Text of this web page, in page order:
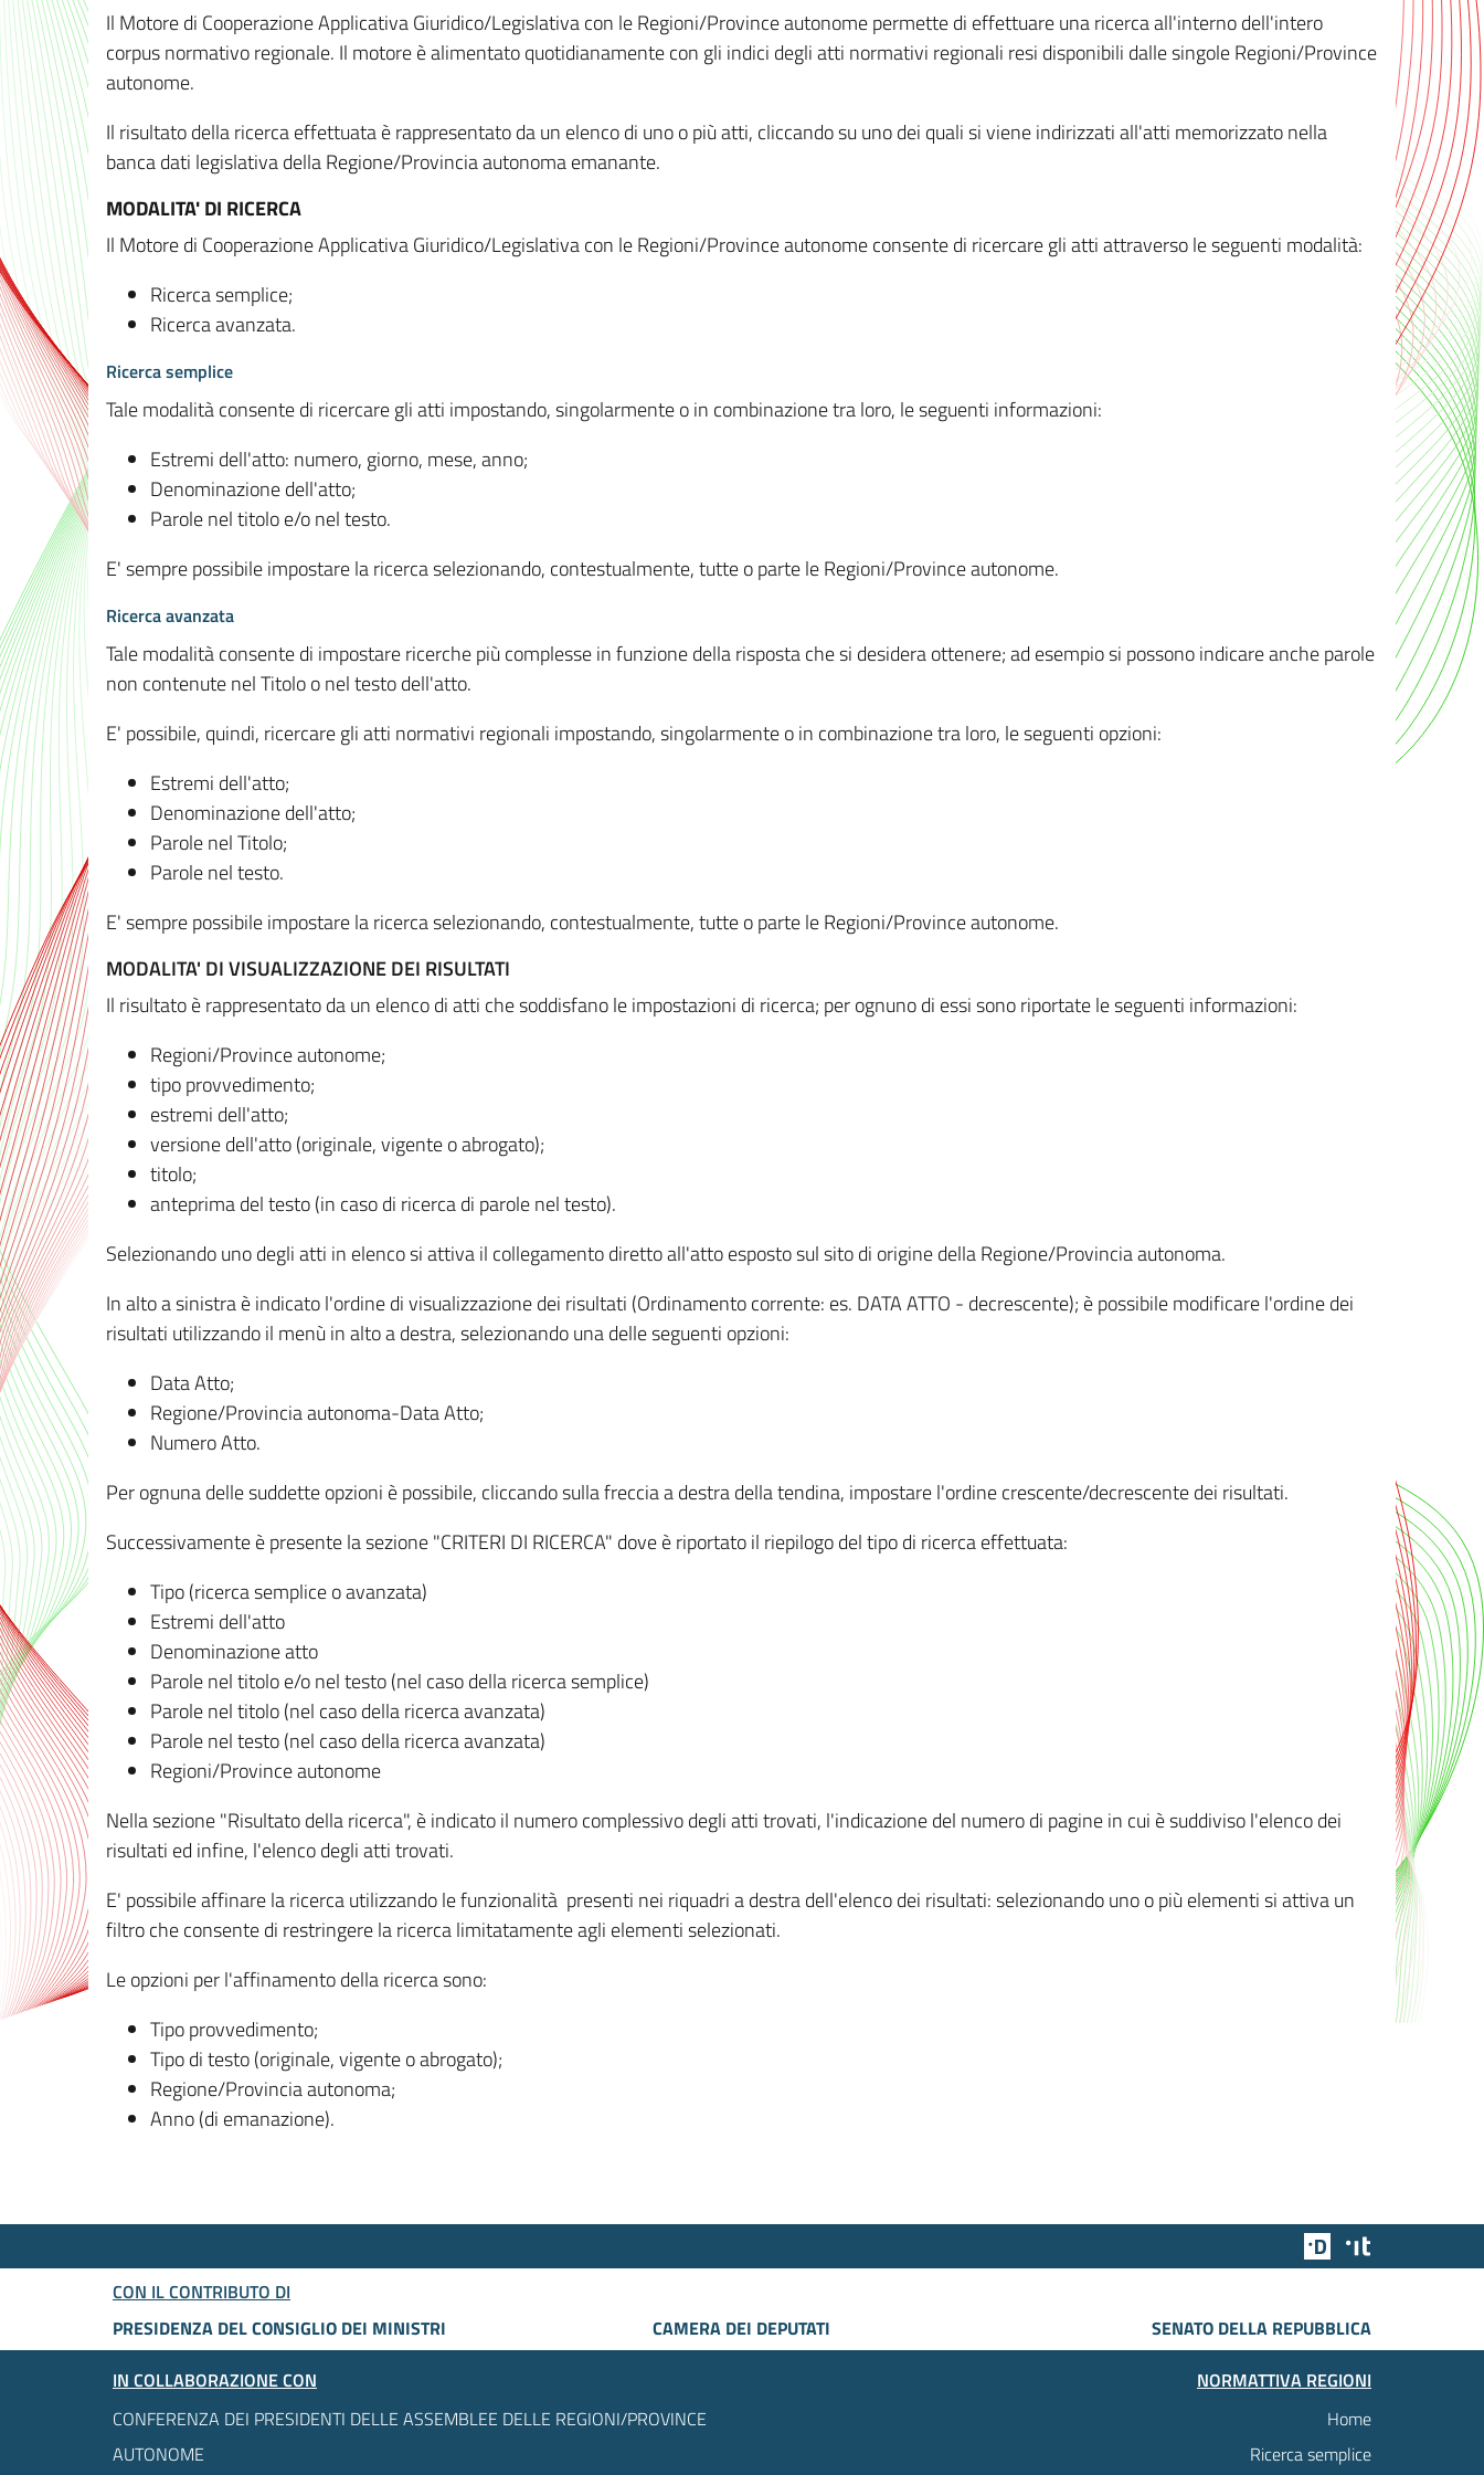
Il Motore di Cooperazione Applicativa Giuridico/Legislativa con le Regioni/Province autonome permette di effettuare una ricerca all'interno dell'intero
corpus normativo regionale. Il motore è alimentato quotidianamente con gli indici degli atti normativi regionali resi disponibili dalle singole Regioni/Province
autonome.
Il risultato della ricerca effettuata è rappresentato da un elenco di uno o più atti, cliccando su uno dei quali si viene indirizzati all'atti memorizzato nella
banca dati legislativa della Regione/Provincia autonoma emanante.
MODALITA' DI RICERCA
Il Motore di Cooperazione Applicativa Giuridico/Legislativa con le Regioni/Province autonome consente di ricercare gli atti attraverso le seguenti modalità:
Ricerca semplice;
Ricerca avanzata.
Ricerca semplice
Tale modalità consente di ricercare gli atti impostando, singolarmente o in combinazione tra loro, le seguenti informazioni:
Estremi dell'atto: numero, giorno, mese, anno;
Denominazione dell'atto;
Parole nel titolo e/o nel testo.
E' sempre possibile impostare la ricerca selezionando, contestualmente, tutte o parte le Regioni/Province autonome.
Ricerca avanzata
Tale modalità consente di impostare ricerche più complesse in funzione della risposta che si desidera ottenere; ad esempio si possono indicare anche parole
non contenute nel Titolo o nel testo dell'atto.
E' possibile, quindi, ricercare gli atti normativi regionali impostando, singolarmente o in combinazione tra loro, le seguenti opzioni:
Estremi dell'atto;
Denominazione dell'atto;
Parole nel Titolo;
Parole nel testo.
E' sempre possibile impostare la ricerca selezionando, contestualmente, tutte o parte le Regioni/Province autonome.
MODALITA' DI VISUALIZZAZIONE DEI RISULTATI
Il risultato è rappresentato da un elenco di atti che soddisfano le impostazioni di ricerca; per ognuno di essi sono riportate le seguenti informazioni:
Regioni/Province autonome;
tipo provvedimento;
estremi dell'atto;
versione dell'atto (originale, vigente o abrogato);
titolo;
anteprima del testo (in caso di ricerca di parole nel testo).
Selezionando uno degli atti in elenco si attiva il collegamento diretto all'atto esposto sul sito di origine della Regione/Provincia autonoma.
In alto a sinistra è indicato l'ordine di visualizzazione dei risultati (Ordinamento corrente: es. DATA ATTO - decrescente); è possibile modificare l'ordine dei
risultati utilizzando il menù in alto a destra, selezionando una delle seguenti opzioni:
Data Atto;
Regione/Provincia autonoma-Data Atto;
Numero Atto.
Per ognuna delle suddette opzioni è possibile, cliccando sulla freccia a destra della tendina, impostare l'ordine crescente/decrescente dei risultati.
Successivamente è presente la sezione "CRITERI DI RICERCA" dove è riportato il riepilogo del tipo di ricerca effettuata:
Tipo (ricerca semplice o avanzata)
Estremi dell'atto
Denominazione atto
Parole nel titolo e/o nel testo (nel caso della ricerca semplice)
Parole nel titolo (nel caso della ricerca avanzata)
Parole nel testo (nel caso della ricerca avanzata)
Regioni/Province autonome
Nella sezione "Risultato della ricerca", è indicato il numero complessivo degli atti trovati, l'indicazione del numero di pagine in cui è suddiviso l'elenco dei
risultati ed infine, l'elenco degli atti trovati.
E' possibile affinare la ricerca utilizzando le funzionalità presenti nei riquadri a destra dell'elenco dei risultati: selezionando uno o più elementi si attiva un
filtro che consente di restringere la ricerca limitatamente agli elementi selezionati.
Le opzioni per l'affinamento della ricerca sono:
Tipo provvedimento;
Tipo di testo (originale, vigente o abrogato);
Regione/Provincia autonoma;
Anno (di emanazione).
Team Digitale
CON IL CONTRIBUTO DI
PRESIDENZA DEL CONSIGLIO DEI MINISTRI
CAMERA DEI DEPUTATI
SENATO DELLA REPUBBLICA
IN COLLABORAZIONE CON
CONFERENZA DEI PRESIDENTI DELLE ASSEMBLEE DELLE REGIONI/PROVINCE
AUTONOME
NORMATTIVA REGIONI
Home
Ricerca semplice